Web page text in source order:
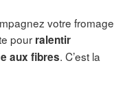
votre fromage
pour ralentir
aux fibres. C’est la